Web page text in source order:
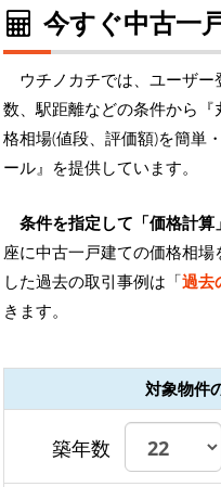
今すぐ中古一
ウチノカチでは、ユーザ
数、駅距離などの条件から
格相場(値段、評価額)を簡単
ール』を提供しています。
条件を指定して「価格計算
座に中古一戸建ての価格相
した過去の取引事例は「過去
きます。
対象物件
築年数